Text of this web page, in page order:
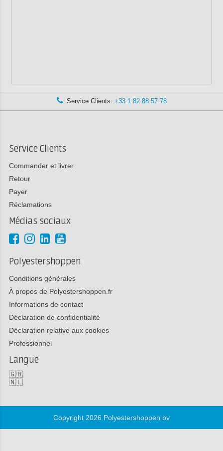
Service Clients: +33 1 82 88 57 78
Service Clients
Commander et livrer
Retour
Payer
Réclamations
Médias sociaux
Polyestershoppen
Conditions générales
À propos de Polyestershoppen.fr
Informations de contact
Déclaration de confidentialité
Déclaration relative aux cookies
Professionnel
Langue
🇬🇧
🇳🇱
Copyright 2026 Polyestershoppen bv